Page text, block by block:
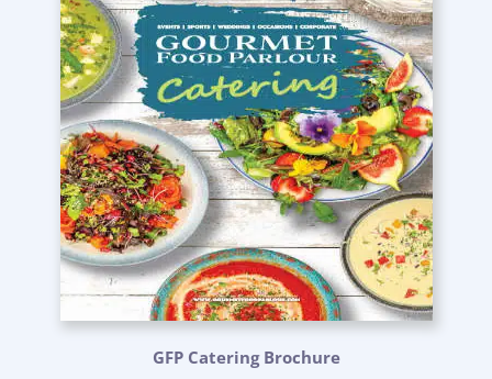
GFP Catering Brochure